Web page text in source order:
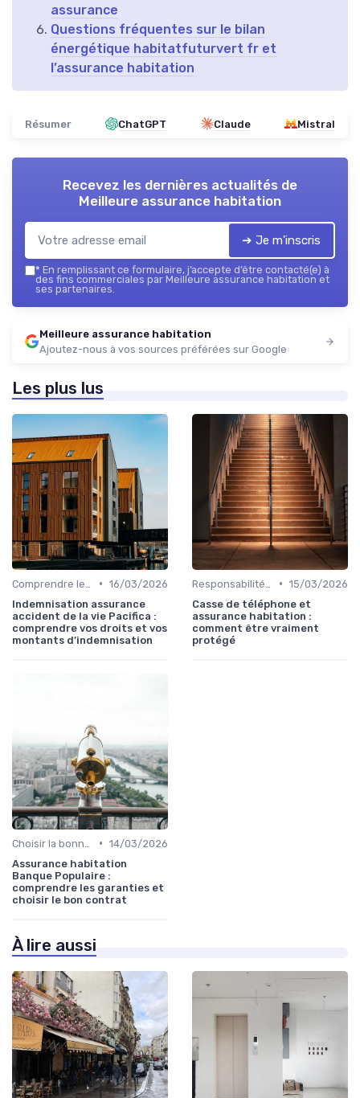
assurance
Questions fréquentes sur le bilan
énergétique habitatfuturvert fr et
l’assurance habitation
Résumer ChatGPT Claude Mistral
Recevez les dernières actualités de
Meilleure assurance habitation
➔ Je m'inscris
* En remplissant ce formulaire, j’accepte d’être contacté(e) à
des fins commerciales par Meilleure assurance habitation et
ses partenaires.
Meilleure assurance habitation
Ajoutez-nous à vos sources préférées sur Google
Les plus lus
• 16/03/2026
Indemnisation assurance
accident de la vie Pacifica :
comprendre vos droits et vos
montants d’indemnisation
• 15/03/2026
Casse de téléphone et
assurance habitation :
comment être vraiment
protégé
• 14/03/2026
Assurance habitation
Banque Populaire :
comprendre les garanties et
choisir le bon contrat
À lire aussi